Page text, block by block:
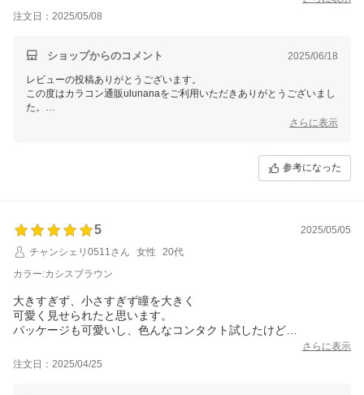
注文日：2025/05/08
ショップからのコメント 2025/06/18
レビューの投稿ありがとうございます。
この度はカラコン通販ulunanaをご利用いただきありがとうございまし
た。
さらに表示
参考になった
5
2025/05/05
チャンシェリ0511さん
女性
20代
カラー:カシスブラウン
大きすぎず、小さすぎず瞳を大きく
可愛く見せられたと思います。
パッケージも可愛いし、色んなコンタクト試したけど
さらに表示
注文日：2025/04/25